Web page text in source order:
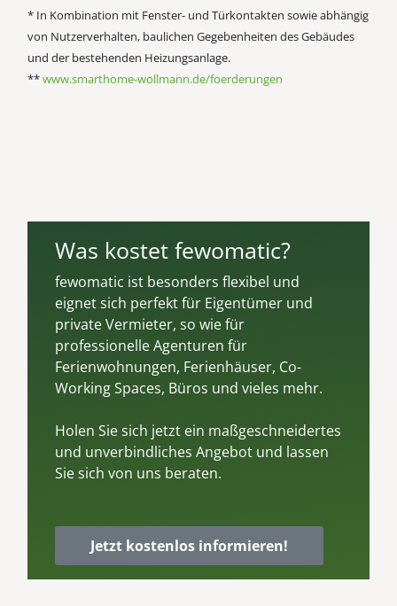
* In Kombination mit Fenster- und Türkontakten sowie abhängig
von Nutzerverhalten, baulichen Gegebenheiten des Gebäudes
und der bestehenden Heizungsanlage.
**www.smarthome-wollmann.de/foerderungen
Was kostet fewomatic?
fewomatic ist besonders flexibel und
eignet sich perfekt für Eigentümer und
private Vermieter, so wie für
professionelle Agenturen für
Ferienwohnungen, Ferienhäuser, Co-
Working Spaces, Büros und vieles mehr.
Holen Sie sich jetzt ein maßgeschneidertes
und unverbindliches Angebot und lassen
Sie sich von uns beraten.
Jetzt kostenlos informieren!